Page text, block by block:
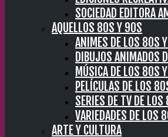
SOCIEDAD EDITORA
AQUELLOS 80S Y 90S
ANIMES DE LOS 80S
DIBUJOS ANIMADOS
MÚSICA DE LOS 80S
PELÍCULAS DE LOS
SERIES DE TV DE
VARIEDADES DE LOS
ARTE Y CULTURA